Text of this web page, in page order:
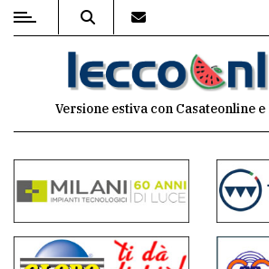
MENU
commenti
Contenuti
del
Versione estiva con Casateonline